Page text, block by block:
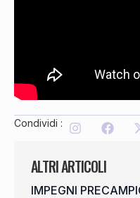
ALTRI ARTICOLI
IMPEGNI
Condividi :